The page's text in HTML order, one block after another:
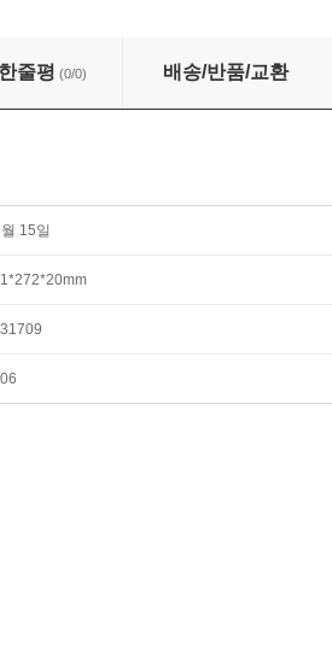
줄평 (0/0) 배송/반품/교환
15일